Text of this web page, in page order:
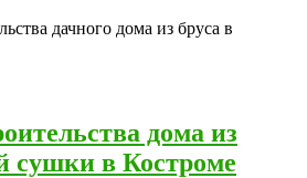
дачного дома из бруса в
дома из
сушки в Костроме